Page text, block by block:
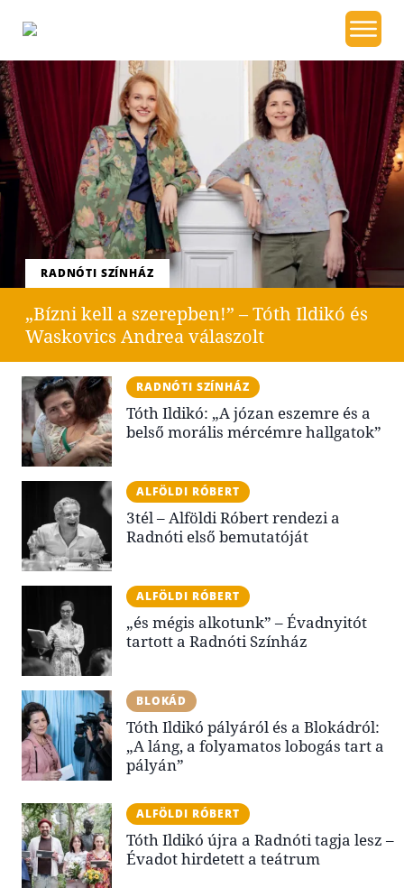
RADNÓTI SZÍNHÁZ
„Bízni kell a szerepben!” – Tóth Ildikó és
Waskovics Andrea válaszolt
RADNÓTI SZÍNHÁZ
Tóth Ildikó: „A józan eszemre és a
belső morális mércémre hallgatok”
ALFÖLDI RÓBERT
3tél – Alföldi Róbert rendezi a
Radnóti első bemutatóját
ALFÖLDI RÓBERT
„és mégis alkotunk” – Évadnyitót
tartott a Radnóti Színház
BLOKÁD
Tóth Ildikó pályáról és a Blokádról:
„A láng, a folyamatos lobogás tart a
pályán”
ALFÖLDI RÓBERT
Tóth Ildikó újra a Radnóti tagja lesz –
Évadot hirdetett a teátrum